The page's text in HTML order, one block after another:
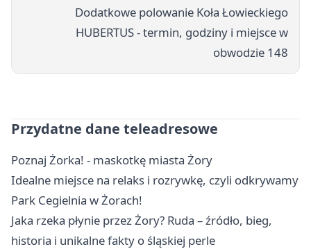
Dodatkowe polowanie Koła Łowieckiego
HUBERTUS - termin, godziny i miejsce w
obwodzie 148
Przydatne dane teleadresowe
Poznaj Żorka! - maskotkę miasta Żory
Idealne miejsce na relaks i rozrywkę, czyli odkrywamy
Park Cegielnia w Żorach!
Jaka rzeka płynie przez Żory? Ruda – źródło, bieg,
historia i unikalne fakty o śląskiej perle